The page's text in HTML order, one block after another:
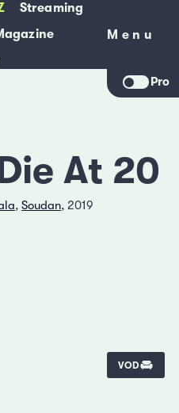
Streaming
Menu
Menu
Pro
At 20
, Soudan, 2019
VOD